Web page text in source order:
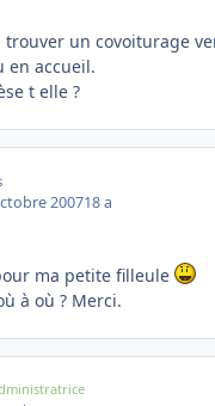
un covoiturage
en accueil.
t elle ?
200718 a
ma petite filleule
à où ? Merci.